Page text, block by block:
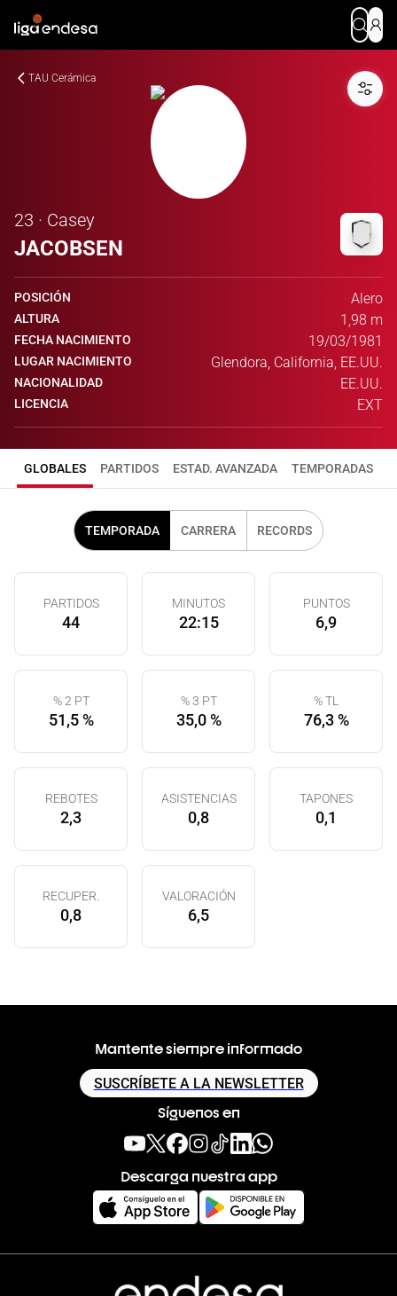
TAU Cerámica
23 · Casey
JACOBSEN
POSICIÓN Alero
ALTURA 1,98 m
FECHA NACIMIENTO 19/03/1981
LUGAR NACIMIENTO Glendora, California, EE.UU.
NACIONALIDAD EE.UU.
LICENCIA EXT
GLOBALES PARTIDOS ESTAD. AVANZADA TEMPORADAS
TEMPORADA CARRERA RECORDS
PARTIDOS
44
MINUTOS
22:15
PUNTOS
6,9
% 2 PT
51,5 %
% 3 PT
35,0 %
% TL
76,3 %
REBOTES
2,3
ASISTENCIAS
0,8
TAPONES
0,1
RECUPER.
0,8
VALORACIÓN
6,5
Mantente siempre informado
SUSCRÍBETE A LA NEWSLETTER
Síguenos en
Descarga nuestra app